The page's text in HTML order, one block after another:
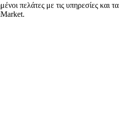
πελάτες με τις υπηρεσίες και τα